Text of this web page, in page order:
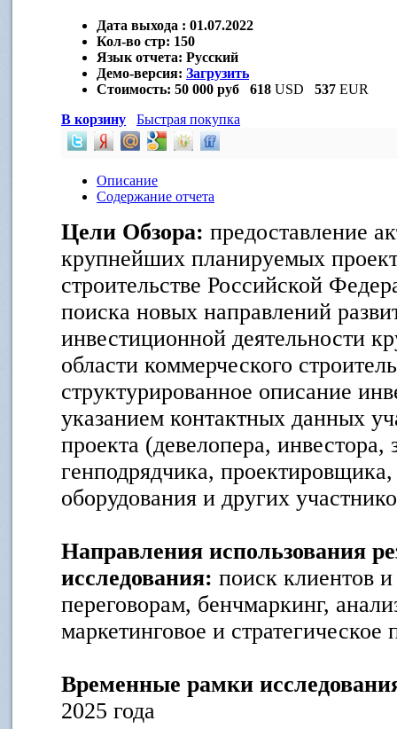
Дата выхода : 01.07.2022
Кол-во стр: 150
Язык отчета: Русский
Демо-версия: Загрузить
Стоимость: 50 000 руб 618 USD 537 EUR
В корзину
Быстрая покупка
Описание
Содержание отчета
Цели Обзора: предоставление
крупнейших планируемых
строительстве Российской
поиска новых направлений
инвестиционной деятельности
области коммерческого
структурированное описание
указанием контактных данных
проекта (девелопера, инвестора,
генподрядчика,
оборудования и других
Направления использования
исследования: поиск клиентов
переговорам, бенчмаркинг,
маркетинговое и стратегическое
Временные рамки
2025 года